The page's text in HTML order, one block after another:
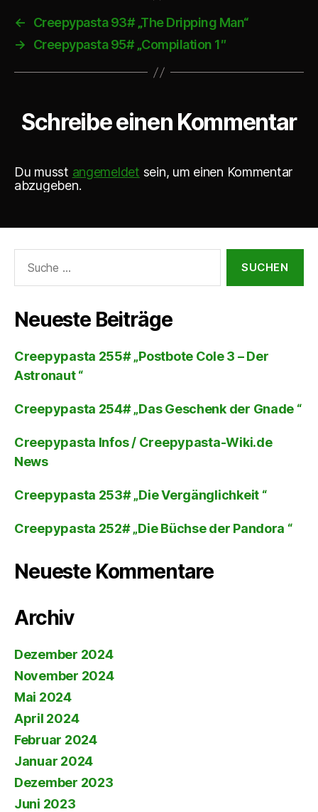
←
Creepypasta 93# „The Dripping Man“
→
Creepypasta 95# „Compilation 1″
Schreibe einen Kommentar
Du musst angemeldet sein, um einen Kommentar
abzugeben.
nach:
Neueste Beiträge
Creepypasta 255# „Postbote Cole 3 – Der
Astronaut “
Creepypasta 254# „Das Geschenk der Gnade “
Creepypasta Infos / Creepypasta-Wiki.de
News
Creepypasta 253# „Die Vergänglichkeit “
Creepypasta 252# „Die Büchse der Pandora “
Neueste Kommentare
Archiv
Dezember 2024
November 2024
Mai 2024
April 2024
Februar 2024
Januar 2024
Dezember 2023
Juni 2023